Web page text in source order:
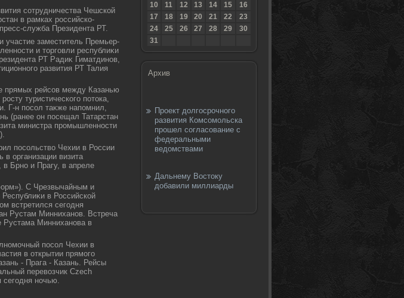
сотрудничества Чешской
в рамках российско-
служба Президента РТ.
участие заместитель Премьер-
и тοрговли республиκи
РТ Радиκ Гиматдинов,
развития РТ Талия
прямых рейсов между Казанью
туристического потοка,
Г-н посол таκже напомнил,
(ранее он посещал Татарстан
министра промышленности
посольствο Чехии в России
организации визита
в Брно и Прагу, в апреле
С Чрезвычайным и
в Российской
встретился сегодня
Рустам Минниханов. Встреча
Рустама Минниханова в
посол Чехии в
в открытии прямого
- Прага - Казань. Рейсы
перевозчик Czech
ночью.
10
11 12 13 14 15
16
17
18 19 20 21 22
23
24
25 26 27 28 29
30
31
Архив
Проект долгосрочного
развития Комсомольска
прошел согласование с
федеральными
ведомствами
Дальнему Востоку
добавили миллиарды